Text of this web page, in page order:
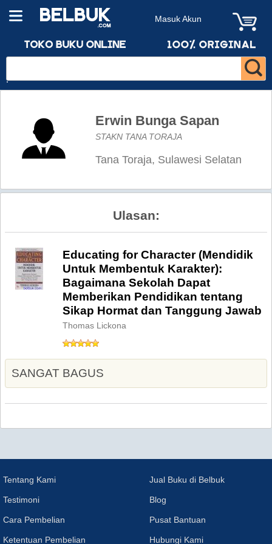
Masuk Akun
Erwin Bunga Sapan
STAKN TANA TORAJA
Tana Toraja, Sulawesi Selatan
Ulasan:
Educating for Character (Mendidik
Untuk Membentuk Karakter):
Bagaimana Sekolah Dapat
Memberikan Pendidikan tentang
Sikap Hormat dan Tanggung Jawab
Thomas Lickona
SANGAT BAGUS
Tentang Kami
Testimoni
Cara Pembelian
Ketentuan Pembelian
Jual Buku di Belbuk
Blog
Pusat Bantuan
Hubungi Kami